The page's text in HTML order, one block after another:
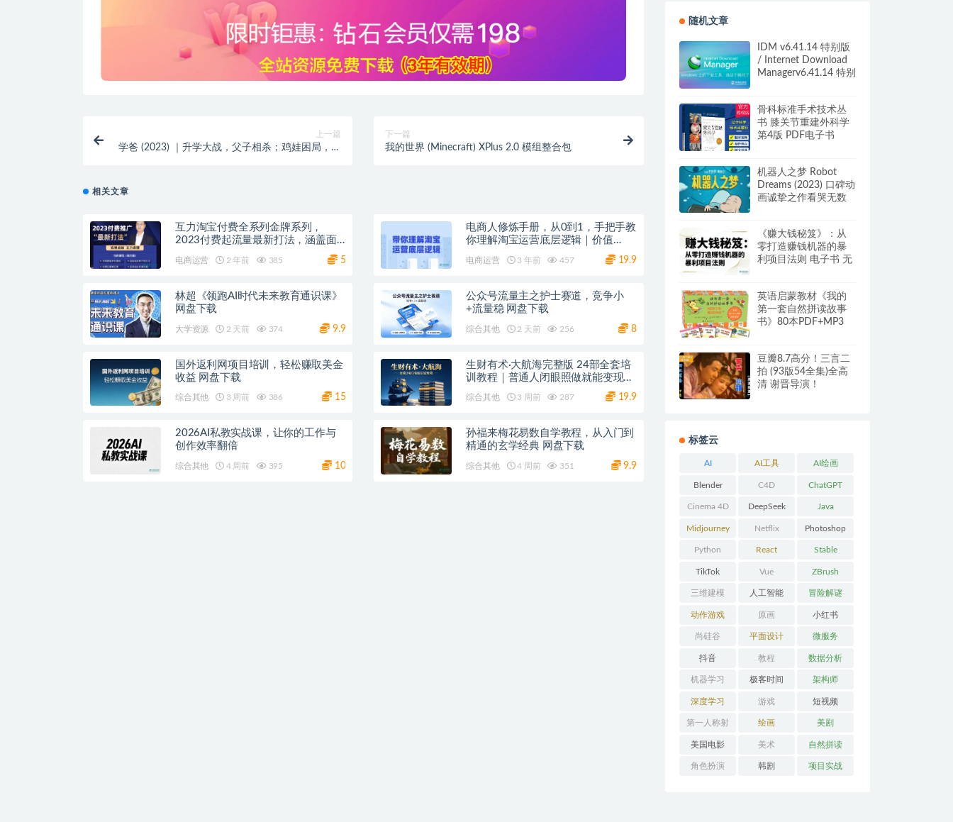
上一篇
学爸 (2023) ｜升学大战，父子相杀；鸡娃困局，笑
下一篇
我的世界 (Minecraft) XPlus 2.0 模组整合包
相关文章
互力淘宝付费全系列金牌系列，
2023付费起流量最新打法，涵盖面
电商运营 2 年前 385 5
电商人修炼手册，从0到1，手把手教
你理解淘宝运营底层逻辑｜价值
电商运营 3 年前 457 19.9
林超《领跑AI时代未来教育通识课》
网盘下载
大学资源 2 天前 374 9.9
公众号流量主之护士赛道，竞争小
+流量稳 网盘下载
综合其他 2 天前 256 8
国外返利网项目培训，轻松赚取美金
收益 网盘下载
综合其他 3 周前 386 15
生财有术·大航海完整版 24部全套培
训教程｜普通人闭眼照做就能变现的
综合其他 3 周前 287 19.9
2026AI私教实战课，让你的工作与
创作效率翻倍
综合其他 4 周前 395 10
孙福来梅花易数自学教程，从入门到
精通的玄学经典 网盘下载
综合其他 4 周前 351 9.9
随机文章
IDM v6.41.14 特别版
/ Internet Download
Managerv6.41.14 特别
骨科标准手术技术丛
书 膝关节重建外科学
第4版 PDF电子书
机器人之梦 Robot
Dreams (2023) 口碑动
画诚挚之作看哭无数
《赚大钱秘笈》：从
零打造赚钱机器的暴
利项目法则 电子书 无
英语启蒙教材《我的
第一套自然拼读故事
书》80本PDF+MP3
豆瓣8.7高分！三言二
拍 (93版54全集)全高
清 谢晋导演！
标签云
AI AI工具 AI绘画
Blender C4D ChatGPT
Cinema 4D DeepSeek Java
Midjourney Netflix Photoshop
Python React Stable
Diffusion
TikTok Vue ZBrush
三维建模 人工智能 冒险解谜
AVG
动作游戏
ACT
原画 小红书
尚硅谷 平面设计 微服务
抖音 教程 数据分析
机器学习 极客时间 架构师
深度学习 游戏 短视频
第一人称射
击FPS
绘画 美剧
美国电影 美术 自然拼读
角色扮演 韩剧 项目实战